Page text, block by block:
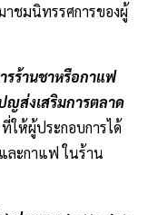
าชมนิทรรศการของผู้
รร้านชาหรือกาแฟ
ญส่งเสริมการตลาด
ที่ให้ผู้ประกอบการได้
ละกาแฟ ในร้าน